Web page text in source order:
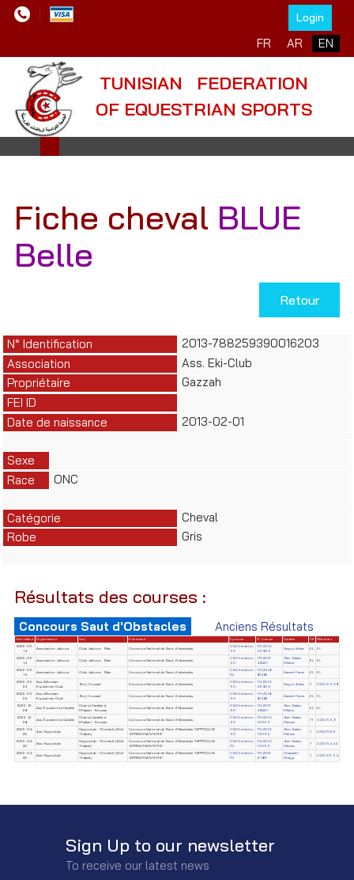
Login
Select your language
FR AR EN
TUNISIAN FEDERATION
OF EQUESTRIAN SPORTS
Fiche cheval BLUE
Belle
Retour
N° Identification
2013-788259390016203
Association
Ass. Eki-Club
Propriétaire
Gazzah
FEI ID
Date de naissance
2013-02-01
Sexe
Race
ONC
Catégorie
Cheval
Robe
Gris
Résultats des courses :
Concours Saut d'Obstacles Anciens Résultats
Date début Organisateur Lieu Evènement Epreuve N° License Cavalier Clt
Résultats
2026-06-
14
Association Jafoura Club Jafoura - Sfax Concours National de Saut d'obstacles
CSO Initiation
60
TN-2014-
46856
Neguir Adem EL EL
2026-06-
14
Association Jafoura Club Jafoura - Sfax Concours National de Saut d'obstacles
CSO Initiation
60
TN-2017-
48437
Ben Salem
Milane
EL EL
2026-06-
14
Association Jafoura Club Jafoura - Sfax Concours National de Saut d'obstacles
CSO Initiation
70
TN-2018-
87482
Gazzeh Fares EL EL
2026-05-
24
Ass. Alforssan
Equestrian Club
Borj Youssef Concours National de Saut d'obstacles
CSO Initiation
60
TN-2014-
46856
Neguir Adem 7 0.00/65.08
2026-05-
24
Ass. Alforssan
Equestrian Club
Borj Youssef Concours National de Saut d'obstacles
CSO Initiation
60
TN-2018-
87482
Gazzeh Fares EL EL
2025-12-
28
Ass. Équestre Le Cavalier
Club Le Cavalier à
M’saken~Sousse
Concours National de Saut d'Obstacles
CSO Initiation
60
TN-2017-
48437
Ben Salem
Milane
EL EL
2025-12-
28
Ass. Équestre Le Cavalier
Club Le Cavalier à
M’saken~Sousse
Concours National de Saut d'Obstacles
CSO Initiation
60
TN-2014-
19066
Ben Salem
Mariem
11 0.00/55.6
2025-04-
20
Ass. Hippoclub
Hippoclub - Chorfech (Sidi-
Thabet)
Concours National de Saut d'Obstacles "HIPPOCLUB
SPRING MASTERS"
CSO Initiation
60
TN-2014-
19066
Ben Salem
Mariem
1 0.00/71.36
2025-04-
20
Ass. Hippoclub
Hippoclub - Chorfech (Sidi-
Thabet)
Concours National de Saut d'Obstacles "HIPPOCLUB
SPRING MASTERS"
CSO Initiation
70
TN-2014-
19066
Ben Salem
Mariem
1 0.00/54.44
2025-04-
20
Ass. Hippoclub
Hippoclub - Chorfech (Sidi-
Thabet)
Concours National de Saut d'Obstacles "HIPPOCLUB
SPRING MASTERS"
CSO Initiation
70
TN-2012-
61821
Chamakhi
Ghaya
1 0.00/63.54
Sign Up to our newsletter
To receive our latest news